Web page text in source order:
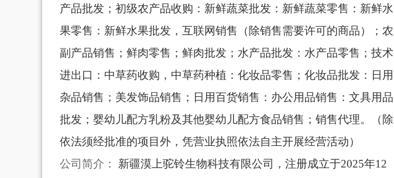
产品批发；初级农产品收购：新鲜蔬菜批发：新鲜蔬菜零售：新鲜水
果零售：新鲜水果批发，互联网销售（除销售需要许可的商品）；农
副产品销售；鲜肉零售；鲜肉批发；水产品批发：水产品零售；技术
进出口：中草药收购，中草药种植：化妆品零售；化妆品批发：日用
杂品销售；美发饰品销售；日用百货销售：办公用品销售：文具用品
批发；婴幼儿配方乳粉及其他婴幼儿配方食品销售；销售代理。（除
依法须经批准的项目外，凭营业执照依法自主开展经营活动）
公司简介：
新疆漠上驼铃生物科技有限公司，注册成立于2025年12